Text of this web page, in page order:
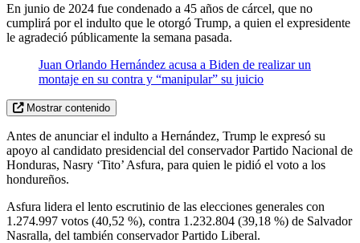
En junio de 2024 fue condenado a 45 años de cárcel, que no
cumplirá por el indulto que le otorgó Trump, a quien el expresidente
le agradeció públicamente la semana pasada.
Juan Orlando Hernández acusa a Biden de realizar un
montaje en su contra y “manipular” su juicio
Mostrar contenido
Antes de anunciar el indulto a Hernández, Trump le expresó su
apoyo al candidato presidencial del conservador Partido Nacional de
Honduras, Nasry ‘Tito’ Asfura, para quien le pidió el voto a los
hondureños.
Asfura lidera el lento escrutinio de las elecciones generales con
1.274.997 votos (40,52 %), contra 1.232.804 (39,18 %) de Salvador
Nasralla, del también conservador Partido Liberal.